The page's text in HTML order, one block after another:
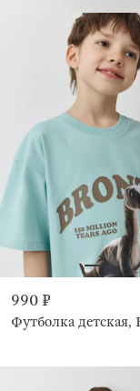
990 ₽
Футболка детская,